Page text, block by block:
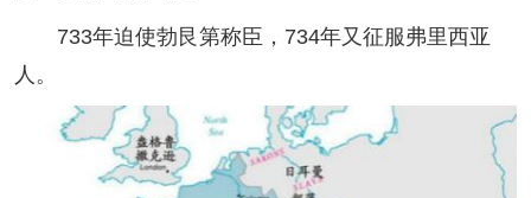
733年迫使勃艮第称臣，734年又征服弗里西亚
人。